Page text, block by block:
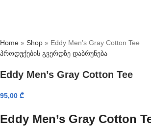
Home » Shop » Eddy Men’s Gray Cotton Tee
პროდუქების გვერდზე დაბრუნება
Eddy Men’s Gray Cotton Tee
95,00 ₾
Eddy Men’s Gray Cotton